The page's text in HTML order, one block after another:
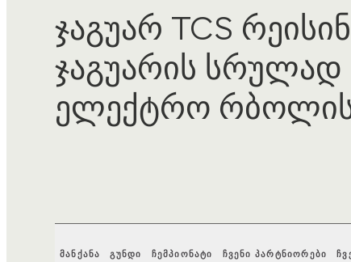
ჯაგუარ TCS
ჯაგუარის სრულად
ელექტრო
ᲛᲐᲜᲥᲐᲜᲐ ᲒᲣᲜᲓᲘ ᲩᲔᲛᲞᲘᲝᲜᲐᲢᲘ ᲩᲕᲔᲜᲘ ᲞᲐᲠᲢᲜᲘᲝᲠᲔᲑᲘ